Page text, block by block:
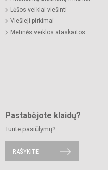
Lėšos veiklai viešinti
Viešieji pirkimai
Metinės veiklos ataskaitos
Pastabėjote klaidų?
Turite pasiūlymų?
RAŠYKITE